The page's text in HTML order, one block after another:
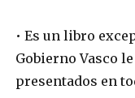
• Es un libro
Gobierno Vasco
presentados en